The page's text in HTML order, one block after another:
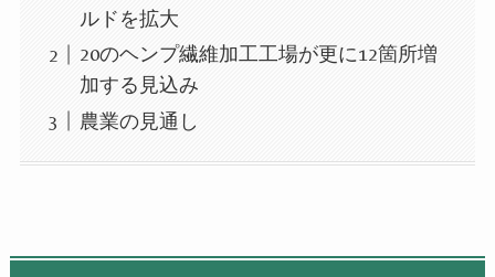
ルドを拡大
20のヘンプ繊維加工工場が更に12箇所増
加する見込み
農業の見通し